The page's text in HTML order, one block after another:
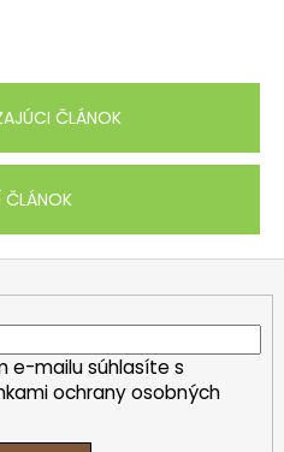
ČLÁNOK
ČLÁNOK
e-mailu súhlasíte s
ochrany osobných